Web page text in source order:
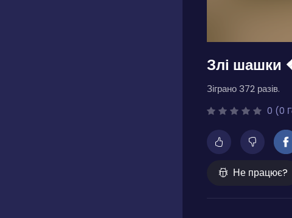
Злі шашки
Зіграно 372 разів.
0 (0
Не працює?